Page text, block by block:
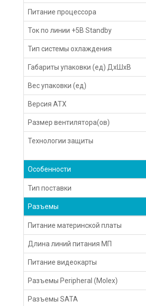
Питание процессора
Ток по линии +5В Standby
Тип системы охлаждения
Габариты упаковки (ед) ДхШхВ
Вес упаковки (ед)
Версия ATX
Размер вентилятора(ов)
Технологии защиты
Особенности
Тип поставки
Разъемы
Питание материнской платы
Длина линий питания МП
Питание видеокарты
Разъемы Peripheral (Molex)
Разъемы SATA